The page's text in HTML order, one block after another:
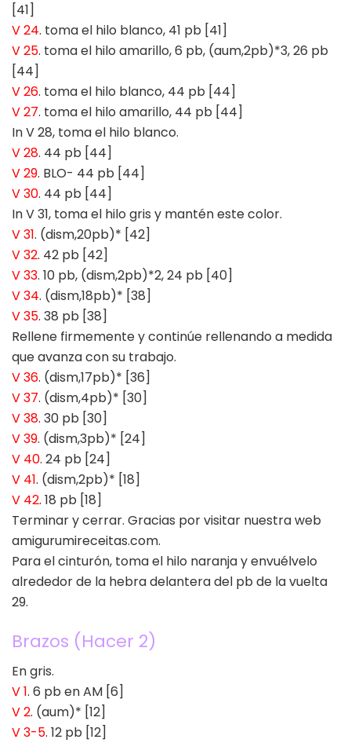
[41]
V 24. toma el hilo blanco, 41 pb [41]
V 25. toma el hilo amarillo, 6 pb, (aum,2pb)*3, 26 pb
[44]
V 26. toma el hilo blanco, 44 pb [44]
V 27. toma el hilo amarillo, 44 pb [44]
In V 28, toma el hilo blanco.
V 28. 44 pb [44]
V 29. BLO- 44 pb [44]
V 30. 44 pb [44]
In V 31, toma el hilo gris y mantén este color.
V 31. (dism,20pb)* [42]
V 32. 42 pb [42]
V 33. 10 pb, (dism,2pb)*2, 24 pb [40]
V 34. (dism,18pb)* [38]
V 35. 38 pb [38]
Rellene firmemente y continúe rellenando a medida
que avanza con su trabajo.
V 36. (dism,17pb)* [36]
V 37. (dism,4pb)* [30]
V 38. 30 pb [30]
V 39. (dism,3pb)* [24]
V 40. 24 pb [24]
V 41. (dism,2pb)* [18]
V 42. 18 pb [18]
Terminar y cerrar. Gracias por visitar nuestra web
amigurumireceitas.com.
Para el cinturón, toma el hilo naranja y envuélvelo
alrededor de la hebra delantera del pb de la vuelta
29.
Brazos (Hacer 2)
En gris.
V 1. 6 pb en AM [6]
V 2. (aum)* [12]
V 3-5. 12 pb [12]